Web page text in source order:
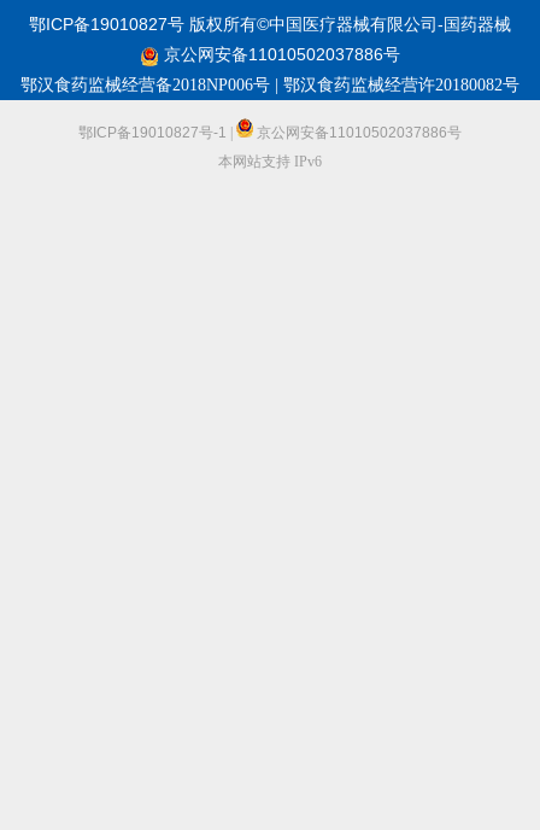
鄂ICP备19010827号 版权所有©中国医疗器械有限公司-国药器械
京公网安备11010502037886号
鄂汉食药监械经营备2018NP006号 | 鄂汉食药监械经营许20180082号
鄂ICP备19010827号-1
京公网安备11010502037886号
本网站支持 IPv6